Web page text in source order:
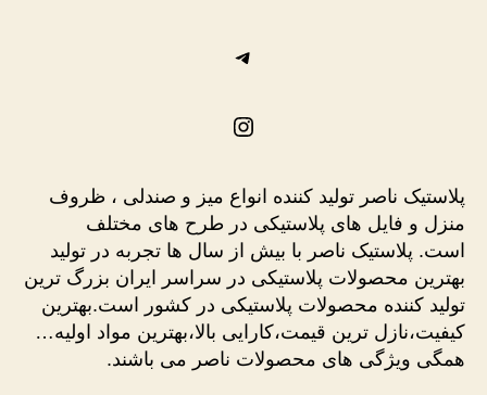
تلگرام
اینستاگرم
پلاستیک ناصر تولید کننده انواع میز و صندلی ، ظروف
منزل و فایل های پلاستیکی در طرح های مختلف
است. پلاستیک ناصر با بیش از سال ها تجربه در تولید
بهترین محصولات پلاستیکی در سراسر ایران بزرگ ترین
تولید کننده محصولات پلاستیکی در کشور است.بهترین
کیفیت،نازل ترین قیمت،کارایی بالا،بهترین مواد اولیه…
همگی ویژگی های محصولات ناصر می باشند.